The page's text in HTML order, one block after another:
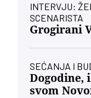
INTERVJU:
SCENARISTA
Grogirani
SEĆANJA I
Dogodine,
svom